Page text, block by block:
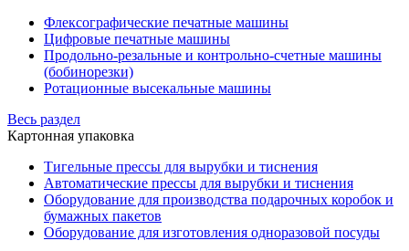
Флексографические печатные машины
Цифровые печатные машины
Продольно-резальные и контрольно-счетные машины
(бобинорезки)
Ротационные высекальные машины
Весь раздел
Картонная упаковка
Тигельные прессы для вырубки и тиснения
Автоматические прессы для вырубки и тиснения
Оборудование для производства подарочных коробок и
бумажных пакетов
Оборудование для изготовления одноразовой посуды